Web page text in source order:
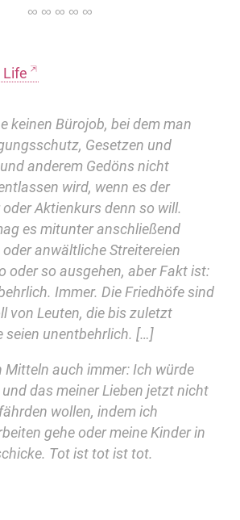
Life
keinen Bürojob, bei dem man
Gesetzen und
anderem Gedöns nicht
wird, wenn es der
Aktienkurs denn so will.
es mitunter anschließend
anwältliche Streitereien
oder so ausgehen, aber Fakt ist:
Immer. Die Friedhöfe sind
von Leuten, die bis zuletzt
seien unentbehrlich. […]
Mitteln auch immer: Ich würde
das meiner Lieben jetzt nicht
wollen, indem ich
gehe oder meine Kinder in
Tot ist tot ist tot.